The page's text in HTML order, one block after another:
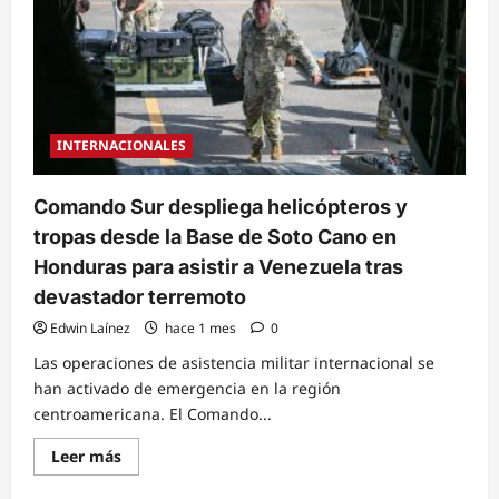
INTERNACIONALES
Comando Sur despliega helicópteros y
tropas desde la Base de Soto Cano en
Honduras para asistir a Venezuela tras
devastador terremoto
Edwin Laínez hace 1 mes 0
Las operaciones de asistencia militar internacional se
han activado de emergencia en la región
centroamericana. El Comando...
Leer másRead
more